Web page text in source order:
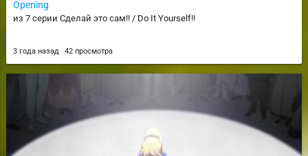
Opening
из 7 серии Сделай это сам!! / Do It Yourself!!
3 года назад 42 просмотра